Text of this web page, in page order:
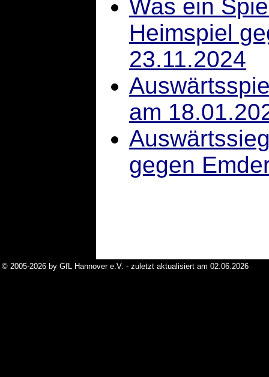
Was ein
Heimspiel
23.11.2024
am
gegen
© 2005-2026 by GfL Hannover e.V. - zuletzt aktualisiert am 02.06.2026